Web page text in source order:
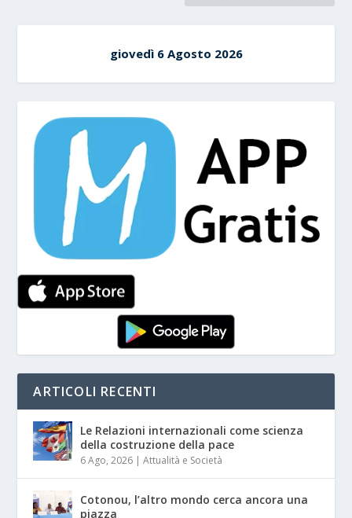
giovedì 6 Agosto 2026
ARTICOLI RECENTI
Le Relazioni internazionali come scienza
della costruzione della pace
6 Ago, 2026 |Attualità e Società
Cotonou, l’altro mondo cerca ancora una
piazza